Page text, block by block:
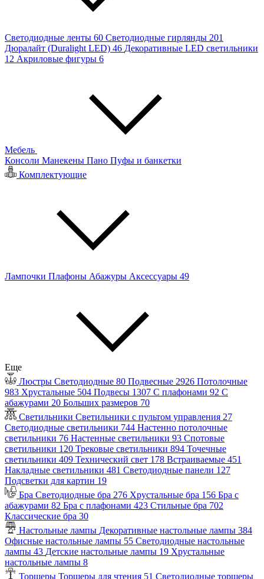
Светодиодные ленты 60 Светодиодные гирлянды 201
Дюралайт (Duralight LED) 46 Декоративные LED светильники
12 Акриловые фигуры 6
Мебель
Консоли Манекены Пано Пуфы и банкетки
Комплектующие
Лампочки Плафоны Абажуры Аксессуары 49
Еще
Люстры Светодиодные 80 Подвесные 2926 Потолочные
983 Хрустальные 504 Подвесы 1307 С плафонами 92 С
абажурами 20 Больших размеров 70
Светильники Светильники с пультом управления 27
Светодиодные светильники 744 Настенно потолочные
светильники 76 Настенные светильники 93 Спотовые
светильники 120 Трековые светильники 894 Точечные
светильники 409 Технический свет 178 Встраиваемые 451
Накладные светильники 481 Светодиодные панели 127
Подсветки для картин 19
Бра Светодиодные бра 276 Хрустальные бра 156 Бра с
абажурами 82 Бра с плафонами 423 Стильные бра 702
Классические бра 30
Настольные лампы Декоративные настольные лампы 384
Офисные настольные лампы 55 Светодиодные настольные
лампы 43 Детские настольные лампы 19 Хрустальные
настольные лампы 8
Торшеры Торшеры для чтения 51 Светодиодные торшеры